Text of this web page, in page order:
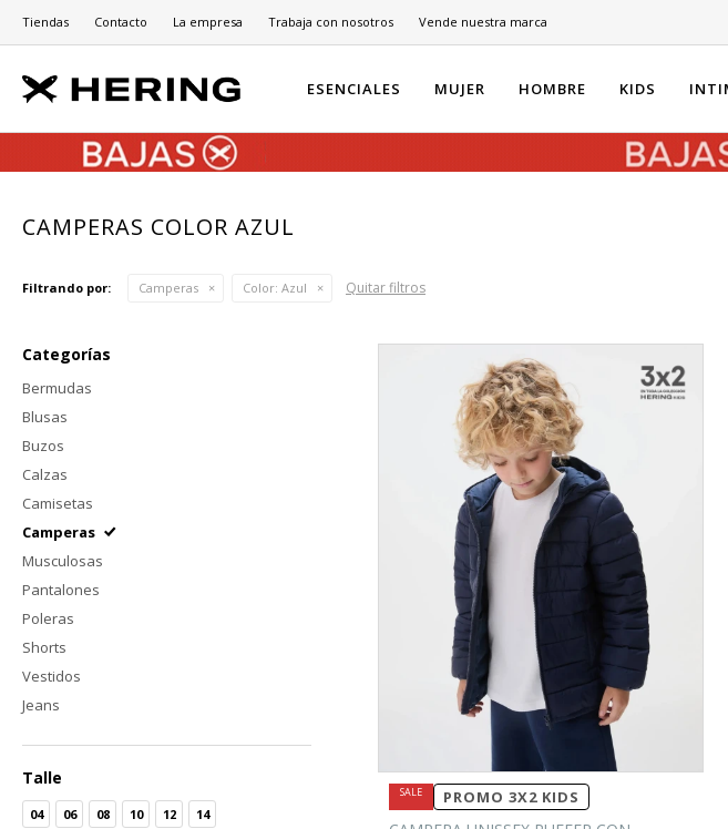
ESENCIALES MUJER HOMBRE KIDS
Tiendas Contacto La empresa Trabaja con nosotros Vende nuestra marca
CAMPERAS COLOR AZUL
Filtrando por: Camperas Color: Azul Quitar filtros
PROMO 3X2 KIDS
Categorías
Bermudas
Blusas
Buzos
Calzas
Camisetas
Camperas
Musculosas
Pantalones
Poleras
Shorts
Vestidos
Jeans
Talle
04 06 08 10 12 14